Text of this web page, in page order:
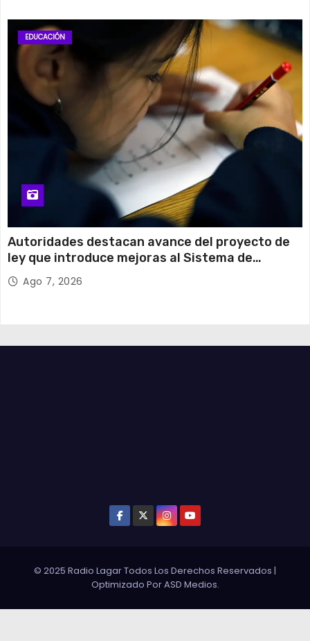
EDUCACIÓN
Autoridades destacan avance del proyecto de
ley que introduce mejoras al Sistema de
Admisión Escolar
Ago 7, 2026
© 2025 Radio Lagar Todos Los Derechos Reservados |
Optimizado PorASD Medios.